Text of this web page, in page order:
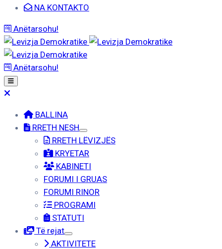
NA KONTAKTO
Anëtarsohu!
Anëtarsohu!
BALLINA
RRETH NESH
RRETH LËVIZJËS
KRYETAR
KABINETI
FORUMI I GRUAS
FORUMI RINOR
PROGRAMI
STATUTI
Të rejat
AKTIVITETE